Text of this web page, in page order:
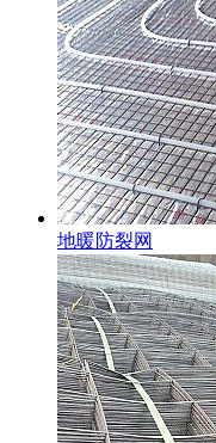
地暖防裂网